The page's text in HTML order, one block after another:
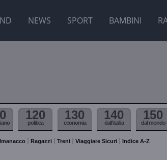
NEWS SPORT BAMBINI
120
politica
130
economia
140
dall'itallia
150
dal mondo
Ragazzi Treni Viaggiare Sicuri Indice A-Z